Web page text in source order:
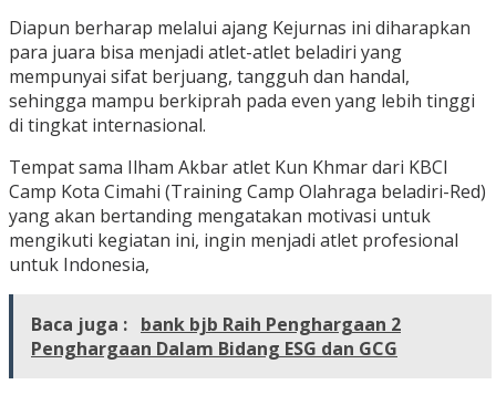
Diapun berharap melalui ajang Kejurnas ini diharapkan
para juara bisa menjadi atlet-atlet beladiri yang
mempunyai sifat berjuang, tangguh dan handal,
sehingga mampu berkiprah pada even yang lebih tinggi
di tingkat internasional.
Tempat sama Ilham Akbar atlet Kun Khmar dari KBCI
Camp Kota Cimahi (Training Camp Olahraga beladiri-Red)
yang akan bertanding mengatakan motivasi untuk
mengikuti kegiatan ini, ingin menjadi atlet profesional
untuk Indonesia,
Baca juga : bank bjb Raih Penghargaan 2
Penghargaan Dalam Bidang ESG dan GCG